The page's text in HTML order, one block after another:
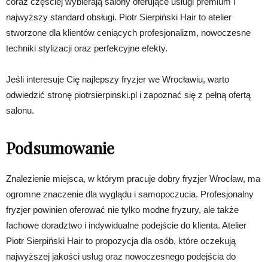
najwyższy standard obsługi. Piotr Sierpiński Hair to atelier
stworzone dla klientów ceniących profesjonalizm, nowoczesne
techniki stylizacji oraz perfekcyjne efekty.
Jeśli interesuje Cię najlepszy fryzjer we Wrocławiu, warto
odwiedzić stronę piotrsierpinski.pl i zapoznać się z pełną ofertą
salonu.
Podsumowanie
Znalezienie miejsca, w którym pracuje dobry fryzjer Wrocław, ma
ogromne znaczenie dla wyglądu i samopoczucia. Profesjonalny
fryzjer powinien oferować nie tylko modne fryzury, ale także
fachowe doradztwo i indywidualne podejście do klienta. Atelier
Piotr Sierpiński Hair to propozycja dla osób, które oczekują
najwyższej jakości usług oraz nowoczesnego podejścia do